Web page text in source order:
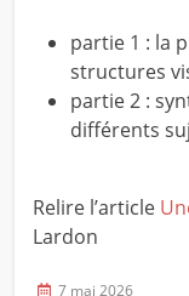
partie 1 : la
structures
partie 2 :
différents
Relire l’article
Lardon
7 mai 2026